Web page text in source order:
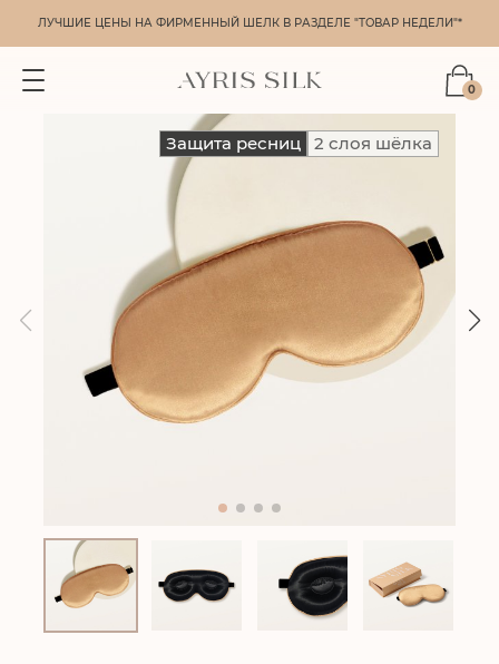
ЛУЧШИЕ ЦЕНЫ НА ФИРМЕННЫЙ ШЕЛК В РАЗДЕЛЕ "ТОВАР НЕДЕЛИ"*
0
Защита ресниц 2 слоя шёлка